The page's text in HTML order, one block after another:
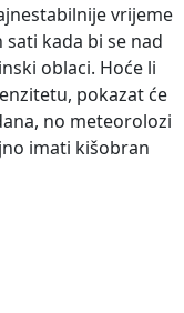
vrijeme
kada bi se nad
oblaci. Hoće li
pokazat će
no meteorolozi
imati kišobran